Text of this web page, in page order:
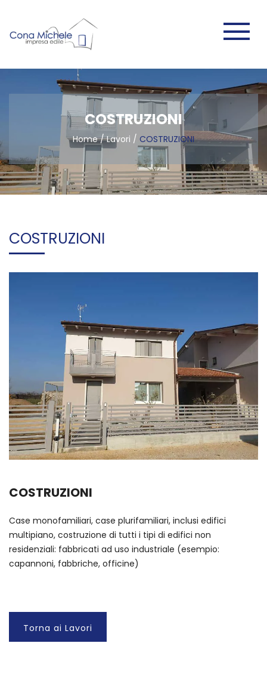
COSTRUZIONI
Home/Lavori / COSTRUZIONI
COSTRUZIONI
COSTRUZIONI
Case monofamiliari, case plurifamiliari, inclusi edifici
multipiano, costruzione di tutti i tipi di edifici non
residenziali: fabbricati ad uso industriale (esempio:
capannoni, fabbriche, officine)
Torna ai Lavori